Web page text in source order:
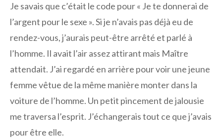
Je savais que c’était le code pour « Je te donnerai de
l’argent pour le sexe ». Si je n’avais pas déjà eu de
rendez-vous, j’aurais peut-être arrêté et parlé à
l’homme. Il avait l’air assez attirant mais Maître
attendait. J’ai regardé en arrière pour voir une jeune
femme vêtue de la même manière monter dans la
voiture de l’homme. Un petit pincement de jalousie
me traversa l’esprit. J’échangerais tout ce que j’avais
pour être elle.